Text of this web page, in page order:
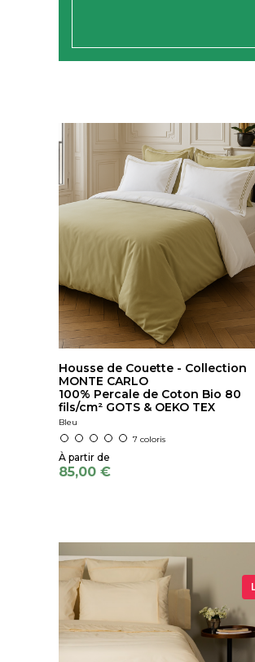
Housse de Couette - Collection
MONTE CARLO
100% Percale de Coton Bio 80
fils/cm² GOTS & OEKO TEX
Bleu
7 coloris
85,00 €